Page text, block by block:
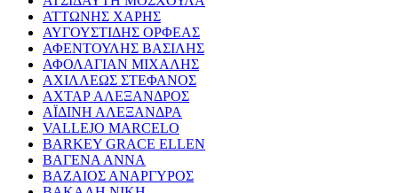
ΑΤΤΩΝΗΣ ΧΑΡΗΣ
ΑΥΓΟΥΣΤΙΔΗΣ ΟΡΦΕΑΣ
ΑΦΕΝΤΟΥΛΗΣ ΒΑΣΙΛΗΣ
ΑΦΟΛΑΓΙΑΝ ΜΙΧΑΛΗΣ
ΑΧΙΛΛΕΩΣ ΣΤΕΦΑΝΟΣ
ΑΧΤΑΡ ΑΛΕΞΑΝΔΡΟΣ
ΑΪΔΙΝΗ ΑΛΕΞΑΝΔΡΑ
VALLEJO MARCELO
BARKEY GRACE ELLEN
ΒΑΓΕΝΑ ΑΝΝΑ
ΒΑΖΑΙΟΣ ΑΝΑΡΓΥΡΟΣ